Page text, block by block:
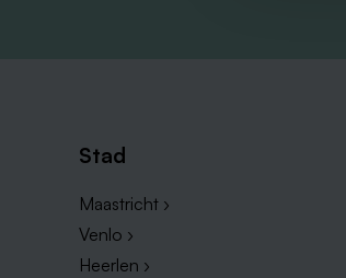
Stad
Maastricht ›
Venlo ›
Heerlen ›